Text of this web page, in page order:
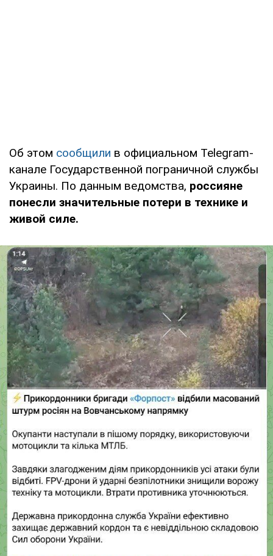
Об этом сообщили в официальном Telegram-
канале Государственной пограничной службы
Украины. По данным ведомства, россияне
понесли значительные потери в технике и
живой силе.